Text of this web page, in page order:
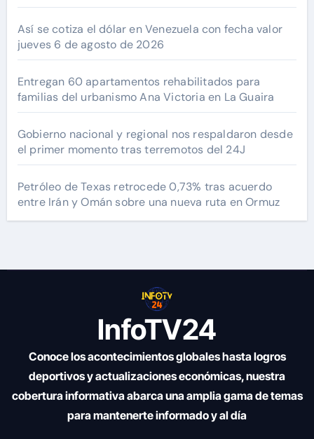
Así se cotiza el dólar en Venezuela con fecha valor
jueves 6 de agosto de 2026
Entregan 60 apartamentos rehabilitados para
familias del urbanismo Ana Victoria en La Guaira
Gobierno nacional y regional nos respaldaron desde
el primer momento tras terremotos del 24J
Petróleo de Texas retrocede 0,73% tras acuerdo
entre Irán y Omán sobre una nueva ruta en Ormuz
InfoTV24
Conoce los acontecimientos globales hasta logros
deportivos y actualizaciones económicas, nuestra
cobertura informativa abarca una amplia gama de temas
para mantenerte informado y al día